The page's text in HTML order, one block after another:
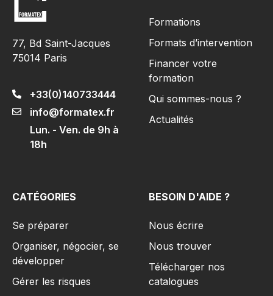
77, Bd Saint-Jacques
75014 Paris
+33(0)140733444
info@formatex.fr
Lun. - Ven. de 9h à
18h
Formations
Formats d’intervention
Financer votre
formation
Qui sommes-nous ?
Actualités
CATÉGORIES
Se préparer
Organiser, négocier, se
développer
Gérer les risques​
BESOIN D'AIDE ?
Nous écrire
Nous trouver
Télécharger nos
catalogues